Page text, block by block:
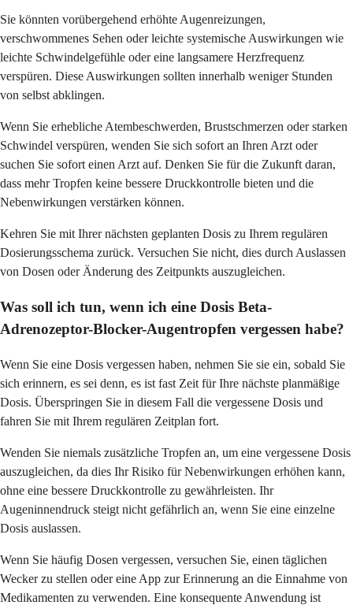
Sie könnten vorübergehend erhöhte Augenreizungen,
verschwommenes Sehen oder leichte systemische Auswirkungen wie
leichte Schwindelgefühle oder eine langsamere Herzfrequenz
verspüren. Diese Auswirkungen sollten innerhalb weniger Stunden
von selbst abklingen.
Wenn Sie erhebliche Atembeschwerden, Brustschmerzen oder starken
Schwindel verspüren, wenden Sie sich sofort an Ihren Arzt oder
suchen Sie sofort einen Arzt auf. Denken Sie für die Zukunft daran,
dass mehr Tropfen keine bessere Druckkontrolle bieten und die
Nebenwirkungen verstärken können.
Kehren Sie mit Ihrer nächsten geplanten Dosis zu Ihrem regulären
Dosierungsschema zurück. Versuchen Sie nicht, dies durch Auslassen
von Dosen oder Änderung des Zeitpunkts auszugleichen.
Was soll ich tun, wenn ich eine Dosis Beta-
Adrenozeptor-Blocker-Augentropfen vergessen habe?
Wenn Sie eine Dosis vergessen haben, nehmen Sie sie ein, sobald Sie
sich erinnern, es sei denn, es ist fast Zeit für Ihre nächste planmäßige
Dosis. Überspringen Sie in diesem Fall die vergessene Dosis und
fahren Sie mit Ihrem regulären Zeitplan fort.
Wenden Sie niemals zusätzliche Tropfen an, um eine vergessene Dosis
auszugleichen, da dies Ihr Risiko für Nebenwirkungen erhöhen kann,
ohne eine bessere Druckkontrolle zu gewährleisten. Ihr
Augeninnendruck steigt nicht gefährlich an, wenn Sie eine einzelne
Dosis auslassen.
Wenn Sie häufig Dosen vergessen, versuchen Sie, einen täglichen
Wecker zu stellen oder eine App zur Erinnerung an die Einnahme von
Medikamenten zu verwenden. Eine konsequente Anwendung ist